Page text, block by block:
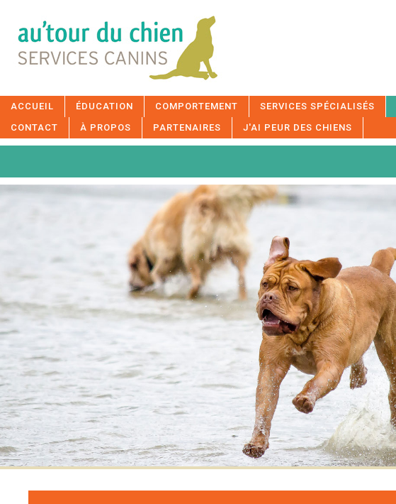
ACCUEIL ÉDUCATION COMPORTEMENT SERVICES SPÉCIALISÉS
CONTACT
À PROPOS PARTENAIRES J'AI PEUR DES CHIENS